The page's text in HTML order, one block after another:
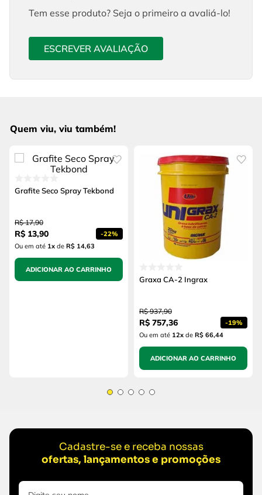
Tem esse produto? Seja o primeiro a avaliá-lo!
ESCREVER AVALIAÇÃO
Quem viu, viu também!
Grafite Seco Spray Tekbond
R$ 17,90
R$ 13,90 -22%
Ou em até 1x de R$ 14,63
ADICIONAR AO CARRINHO
Graxa CA-2 Ingrax
R$ 937,90
R$ 757,36 -19%
Ou em até 12x de R$ 66,44
ADICIONAR AO CARRINHO
Cadastre-se e receba nossas
ofertas, lançamentos e promoções